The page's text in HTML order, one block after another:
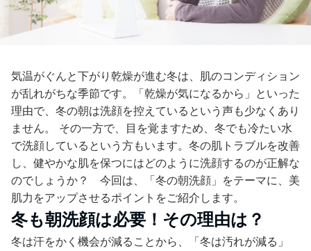
気温がぐんと下がり乾燥が進む冬は、肌のコンディション
が乱れがちな季節です。「乾燥が気になるから」といった
理由で、冬の朝は洗顔を控えているという声も少なくあり
ません。 その一方で、目を覚ますため、冬でも冷たい水
で洗顔しているという方もいます。冬の肌トラブルを改善
し、健やかな肌を保つにはどのように洗顔するのが正解な
のでしょうか？ 今回は、「冬の朝洗顔」をテーマに、美
肌力をアップさせるポイントをご紹介します。
冬も朝洗顔は必要！その理由は？
冬は汗をかく機会が減ることから、「冬は汚れが減る」